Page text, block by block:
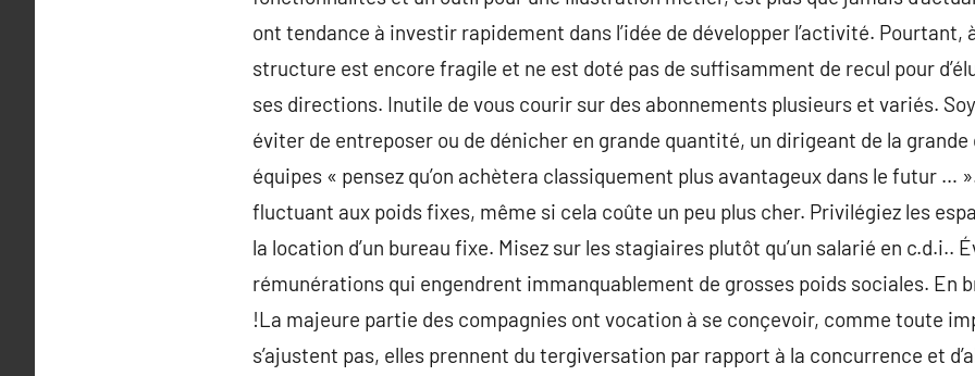
ont tendance à investir rapidement dans l’idée de développer l’activité. Pourtant,
structure est encore fragile et ne est doté pas de suffisamment de recul pour
ses directions. Inutile de vous courir sur des abonnements plusieurs et variés.
éviter de entreposer ou de dénicher en grande quantité, un dirigeant de la
équipes « pensez qu’on achètera classiquement plus avantageux dans le futur …
fluctuant aux poids fixes, même si cela coûte un peu plus cher. Privilégiez les
la location d’un bureau fixe. Misez sur les stagiaires plutôt qu’un salarié en c.d.i..
rémunérations qui engendrent immanquablement de grosses poids sociales. En
!La majeure partie des compagnies ont vocation à se conçevoir, comme toute
s’ajustent pas, elles prennent du tergiversation par rapport à la concurrence et